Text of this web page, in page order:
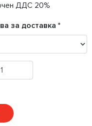
ДДС 20%
за доставка *